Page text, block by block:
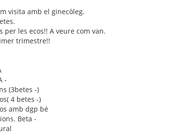
visita amb el ginecòleg.
per les ecos!! A veure com van.
trimestre!!
-
(3betes -)
4 betes -)
amb dgp bé
Beta -